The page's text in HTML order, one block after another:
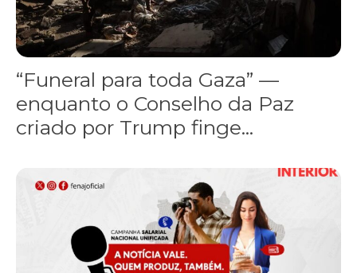
“Funeral para toda Gaza” —
enquanto o Conselho da Paz
criado por Trump finge...
Assinada nova CCT de jornais e revistas do interior